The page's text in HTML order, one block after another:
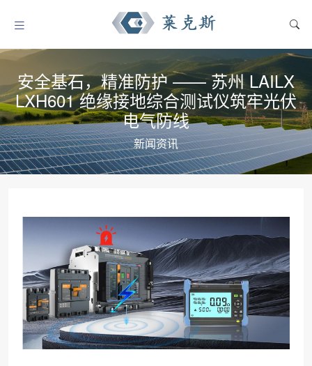
安全基石，精准防护 —— 苏州 LAILX
LXH601 绝缘接地综合测试仪筑牢光伏
电气防线
新闻资讯